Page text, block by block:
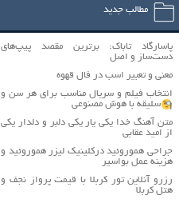
مطالب جدید
پاسارگاد تاباک: برترین مقصد پیپ‌های
دست‌ساز و اصل
معنی و تعبیر اسب در فال قهوه
انتخاب فیلم و سریال مناسب برای هر سن و
سلیقه با هوش مصنوعی
متن آهنگ خدا یکی یار یکی دلبر و دلدار یکی
از امید عقابی
جراحی هموروئید درکلینیک لیزر هموروئید و
هزینه عمل بواسیر
رزرو آنلاین تور کربلا با قیمت پرواز نجف و
هتل کربلا